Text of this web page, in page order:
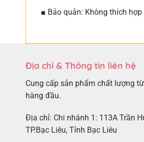
■ Bảo quản: Không thích
Địa chỉ & Thông tin liên hệ
Cung cấp sản phẩm chất lượng
hàng đầu.
Địa chỉ: Chi nhánh 1: 113A Trần
TP.Bạc Liêu, Tỉnh Bạc Liêu